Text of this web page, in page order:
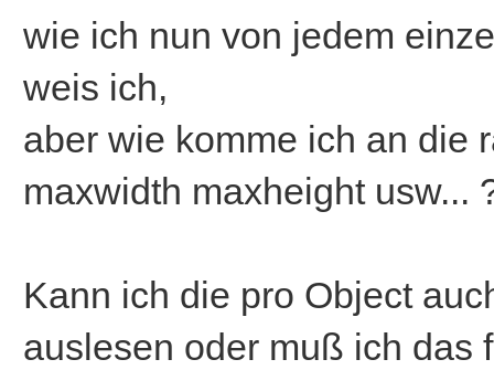
wie ich nun von jedem
weis ich,
aber wie komme ich an die
maxwidth maxheight usw...
Kann ich die pro Object
auslesen oder muß ich das